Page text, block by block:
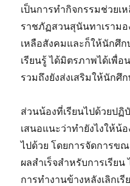
เป็นการทำกิจกรรมช่วยเ
ราชภัฏสวนสุนันทาเราม
เหลือสังคมและก็ให้นักศึ
เรียนรู้ ได้มิตรภาพได้เพื่
รวมถึงยังส่งเสริมให้นักศึ
ส่วนน้องที่เรียนไปด้วยปฏิ
เสนอแนะว่าทำยังไงให้น้
ไปด้วย โดยการจัดการข
ผลสำเร็จสำหรับการเรีย
การทำงานข้างหลังเลิกเ